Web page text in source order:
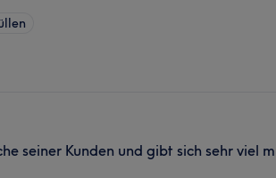
seiner Kunden und gibt sich sehr viel